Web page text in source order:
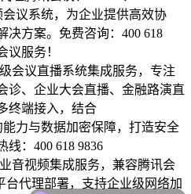
会议系统，为企业提供高效协
决方案。免费咨询：400 618
议服务！
会议直播系统集成服务，专注
诊、企业大会直播、金融路演直
终端接入，结合
能力与数据加密保障，打造安全
：400 618 9836
音视频集成服务，兼容腾讯会
台代理部署，支持企业级网络加
可以介绍下你们的产品么？